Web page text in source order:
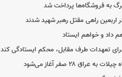
به فروشگاه‌ها پرداخت شد
راهی مقتل رهبر شهید شدند
داد و خواهم ایستاد
تعهدات طرف مقابل، محکم ایستادگی کند
عراق ۲۸ صفر آغاز می‌شود